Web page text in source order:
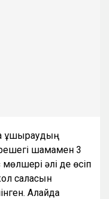
ұшыраудың
шамамен 3
әлі де өсіп
саласын
Алайда